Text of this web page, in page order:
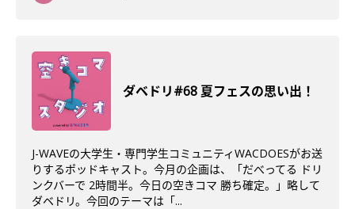
ダベドリ#68 夏フェスの思い出！
J-WAVEの大学生・専門学生コミュニティWACDOESがお送
りするポッドキャスト。今月の企画は、「だべってる ドリ
ンクバーで 2時間半。今日の空きコマ 勝ち確定。」略して
ダベドリ。今回のテーマは「...